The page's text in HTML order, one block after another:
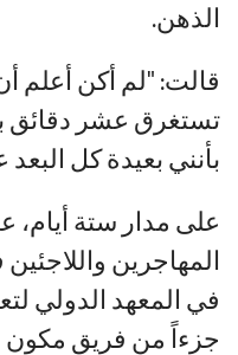
الذهن.
قالت: "لم أكن أعلم
تستغرق عشر دقائق
بأنني بعيدة كل
على مدار ستة
المهاجرين
في المعهد الدولي